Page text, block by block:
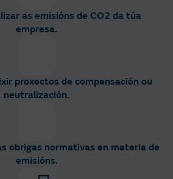
as emisións de CO2 da túa
empresa.
proxectos de compensación ou
neutralización.
obrigas normativas en materia de
emisións.